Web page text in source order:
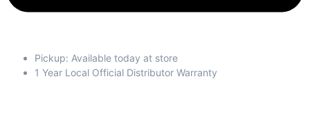
Pickup: Available today at store
1 Year Local Official Distributor Warranty